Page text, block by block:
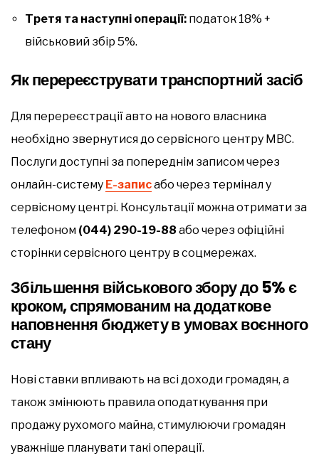
Третя та наступні операції: податок 18% +
військовий збір 5%.
Як перереєструвати транспортний засіб
Для перереєстрації авто на нового власника
необхідно звернутися до сервісного центру МВС.
Послуги доступні за попереднім записом через
онлайн-систему Е-записабо через термінал у
сервісному центрі. Консультації можна отримати за
телефоном (044) 290-19-88 або через офіційні
сторінки сервісного центру в соцмережах.
Збільшення військового збору до 5% є
кроком, спрямованим на додаткове
наповнення бюджету в умовах воєнного
стану
Нові ставки впливають на всі доходи громадян, а
також змінюють правила оподаткування при
продажу рухомого майна, стимулюючи громадян
уважніше планувати такі операції.